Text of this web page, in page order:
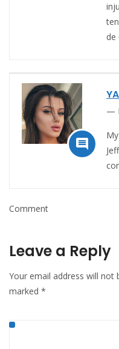
de

Comment
Leave a Reply
Your email address will not
marked *